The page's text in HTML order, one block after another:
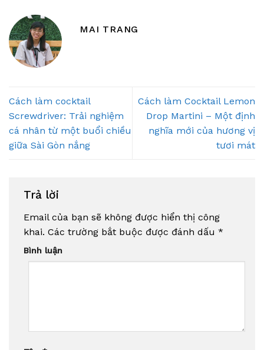
MAI TRANG
Cách làm cocktail
Screwdriver: Trải nghiệm
cá nhân từ một buổi chiều
giữa Sài Gòn nắng
Cách làm Cocktail Lemon
Drop Martini – Một định
nghĩa mới của hương vị
tươi mát
Trả lời
Email của bạn sẽ không được hiển thị công
khai. Các trường bắt buộc được đánh dấu *
Bình luận